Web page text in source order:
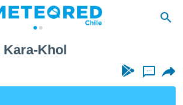
Kara-Khol
...